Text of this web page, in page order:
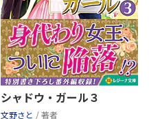
シャドウ・ガール３
文野さと / 著者